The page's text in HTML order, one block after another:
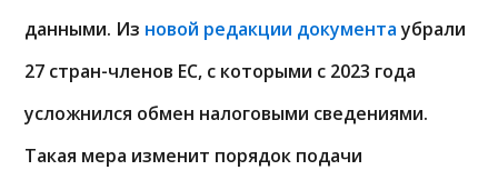
данными. Из новой редакции документаубрали
27 стран-членов ЕС, с которыми с 2023 года
усложнился обмен налоговыми сведениями.
Такая мера изменит порядок подачи